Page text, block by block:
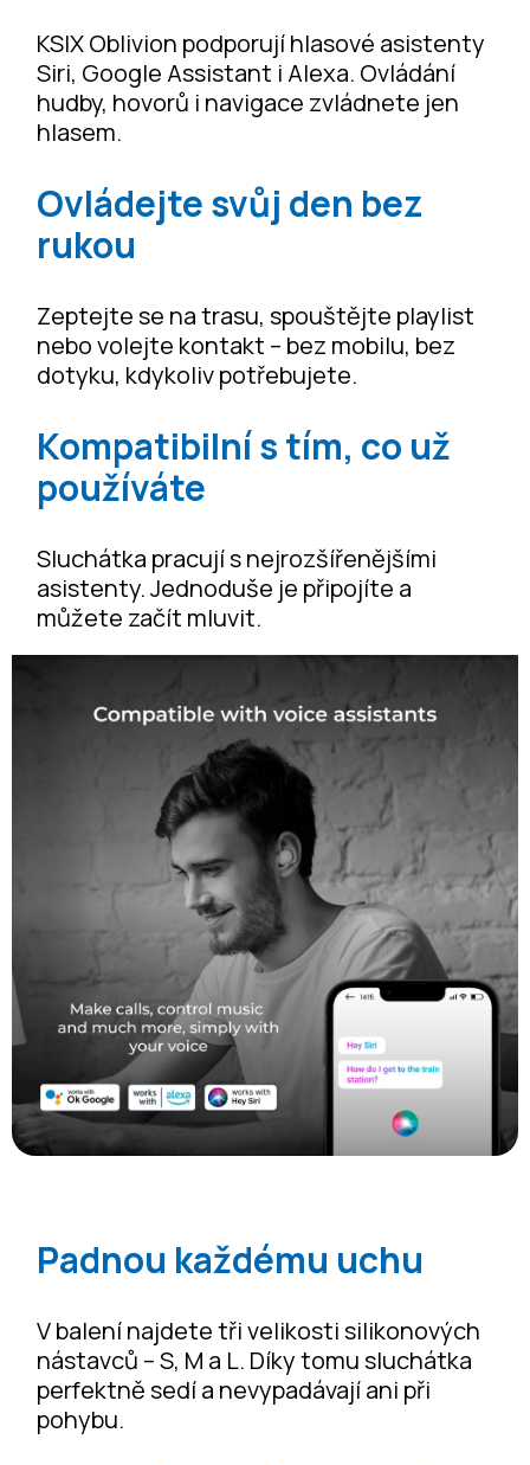
KSIX Oblivion podporují hlasové asistenty
Siri, Google Assistant i Alexa. Ovládání
hudby, hovorů i navigace zvládnete jen
hlasem.
Ovládejte svůj den bez
rukou
Zeptejte se na trasu, spouštějte playlist
nebo volejte kontakt – bez mobilu, bez
dotyku, kdykoliv potřebujete.
Kompatibilní s tím, co už
používáte
Sluchátka pracují s nejrozšířenějšími
asistenty. Jednoduše je připojíte a
můžete začít mluvit.
Padnou každému uchu
V balení najdete tři velikosti silikonových
nástavců – S, M a L. Díky tomu sluchátka
perfektně sedí a nevypadávají ani při
pohybu.